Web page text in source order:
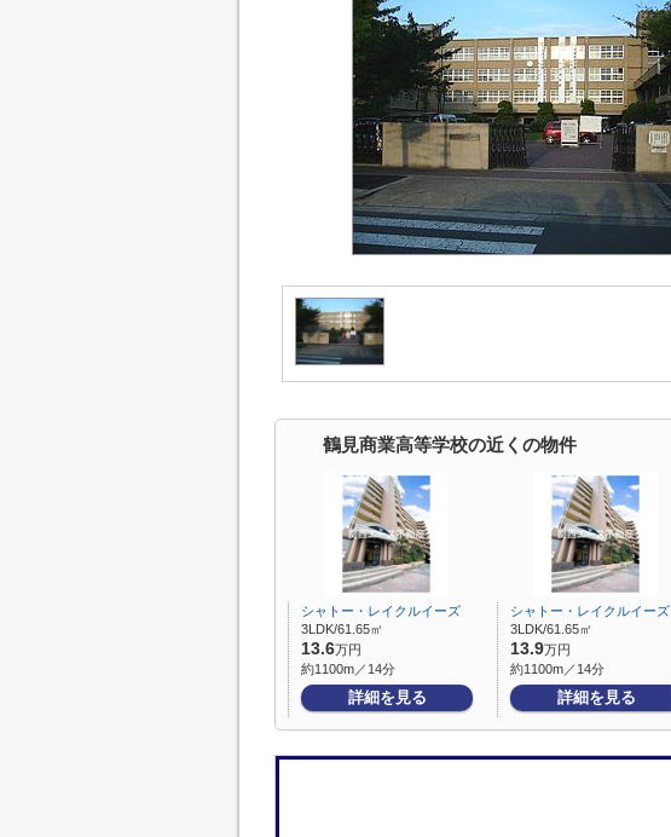
鶴見商業高等学校の近くの物件
シャトー・レイクルイーズ
3LDK/61.65㎡
13.6万円
約1100m／14分
詳細を見る
シャトー・レイクルイーズ
3LDK/61.65㎡
13.9万円
約1100m／14分
詳細を見る